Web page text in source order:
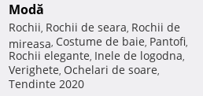
Modă
Rochii, Rochii de seara, Rochii de
mireasa, Costume de baie, Pantofi,
Rochii elegante, Inele de logodna,
Verighete, Ochelari de soare,
Tendinte 2020